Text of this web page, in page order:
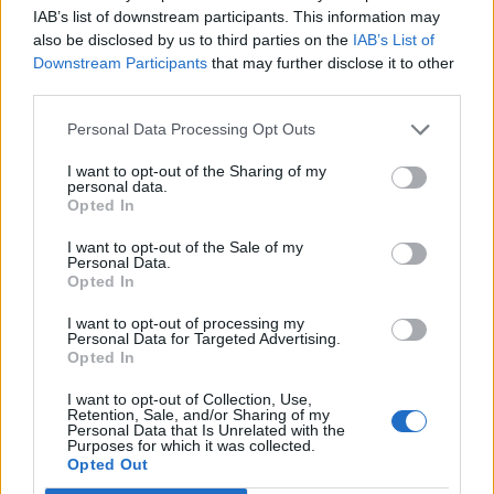
IAB’s list of downstream participants. This information may
also be disclosed by us to third parties on the IAB’s List of
Downstream Participants that may further disclose it to other
Personal Data Processing Opt Outs
I want to opt-out of the Sharing of my
personal data.
Opted In
I want to opt-out of the Sale of my
Personal Data.
Opted In
I want to opt-out of processing my
Personal Data for Targeted Advertising.
Opted In
I want to opt-out of Collection, Use,
Retention, Sale, and/or Sharing of my
Personal Data that Is Unrelated with the
Purposes for which it was collected.
Opted Out
Δείτε επίσης
Ο Πάπας Λέων ΙΔ’ και η εγκύκλιος για την
Τεχνητή Νοημοσύνη, τη δημοκρατία και τη
συγκέντρωση ισχύος